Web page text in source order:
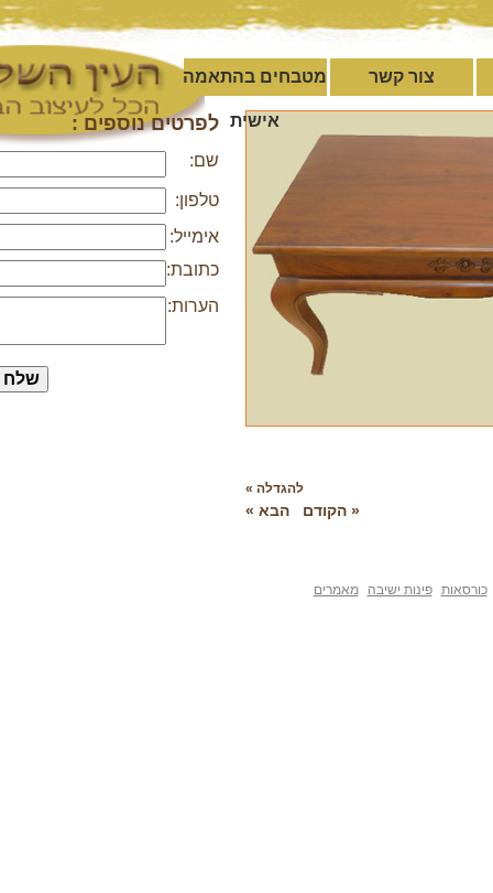
צור קשר מטבחים בהתאמה
לפרטים נוספים :
אימייל:
כתובת:
הערות:
להגדלה »
« הקודם הבא »
פינות ישיבה מאמרים